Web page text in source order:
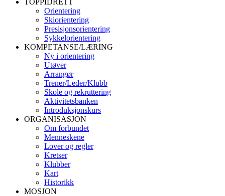
TOPPIDRETT
Orientering
Skiorientering
Presisjonsorientering
Sykkelorientering
KOMPETANSE/LÆRING
Ny i orientering
Utøver
Arrangør
Trener/Leder/Klubb
Skole og rekruttering
Aktivitetsbanken
Introduksjonskurs
ORGANISASJON
Om forbundet
Menneskene
Lover og regler
Kretser
Klubber
Kart
Historikk
MOSJON